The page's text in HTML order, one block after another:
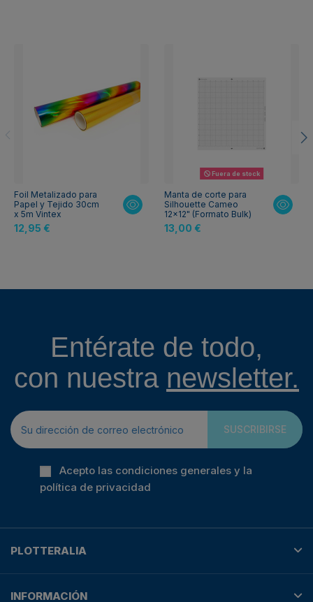
Foil Metalizado para
Papel y Tejido 30cm
x 5m Vintex
12,95 €
Fuera de stock
Manta de corte para
Silhouette Cameo
12x12" (Formato Bulk)
13,00 €
Entérate de todo,
con nuestra newsletter.
SUSCRIBIRSE
Acepto las condiciones generales y la
política de privacidad
PLOTTERALIA
INFORMACIÓN